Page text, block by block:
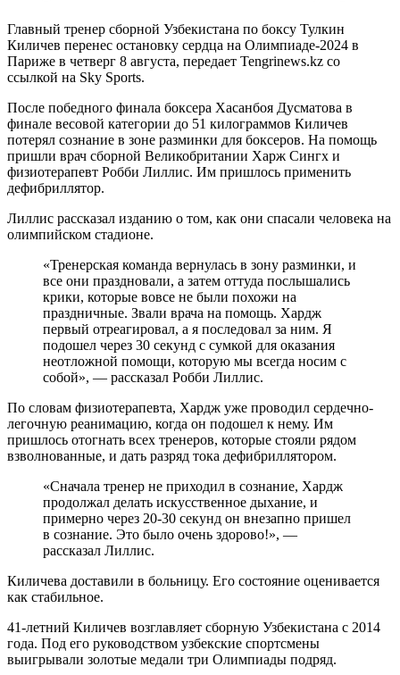
Главный тренер сборной Узбекистана по боксу Тулкин
Киличев перенес остановку сердца на Олимпиаде-2024 в
Париже в четверг 8 августа, передает Tengrinews.kz со
ссылкой на Sky Sports.
После победного финала боксера Хасанбоя Дусматова в
финале весовой категории до 51 килограммов Киличев
потерял сознание в зоне разминки для боксеров. На помощь
пришли врач сборной Великобритании Харж Сингх и
физиотерапевт Робби Лиллис. Им пришлось применить
дефибриллятор.
Лиллис рассказал изданию о том, как они спасали человека на
олимпийском стадионе.
«Тренерская команда вернулась в зону разминки, и
все они праздновали, а затем оттуда послышались
крики, которые вовсе не были похожи на
праздничные. Звали врача на помощь. Хардж
первый отреагировал, а я последовал за ним. Я
подошел через 30 секунд с сумкой для оказания
неотложной помощи, которую мы всегда носим с
собой», — рассказал Робби Лиллис.
По словам физиотерапевта, Хардж уже проводил сердечно-
легочную реанимацию, когда он подошел к нему. Им
пришлось отогнать всех тренеров, которые стояли рядом
взволнованные, и дать разряд тока дефибриллятором.
«Сначала тренер не приходил в сознание, Хардж
продолжал делать искусственное дыхание, и
примерно через 20-30 секунд он внезапно пришел
в сознание. Это было очень здорово!», —
рассказал Лиллис.
Киличева доставили в больницу. Его состояние оценивается
как стабильное.
41-летний Киличев возглавляет сборную Узбекистана с 2014
года. Под его руководством узбекские спортсмены
выигрывали золотые медали три Олимпиады подряд.